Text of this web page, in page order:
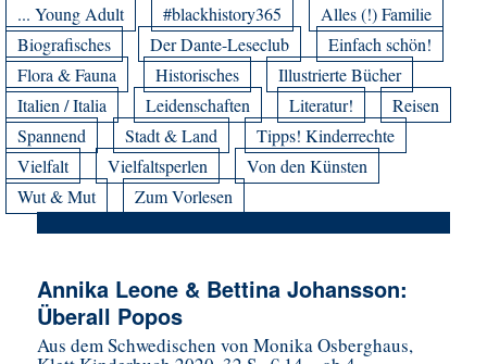
... Young Adult #blackhistory365
Alles (!) Familie
Biografisches
Der Dante-Leseclub
Einfach schön!
Flora & Fauna
Historisches
Illustrierte Bücher
Italien / Italia
Leidenschaften Literatur!
Reisen
Spannend
Stadt & Land
Tipps! Kinderrechte
Vielfalt
Vielfaltsperlen
Von den Künsten
Wut & Mut
Zum Vorlesen
Annika Leone & Bettina Johansson:
Überall Popos
Aus dem Schwedischen von Monika Osberghaus,